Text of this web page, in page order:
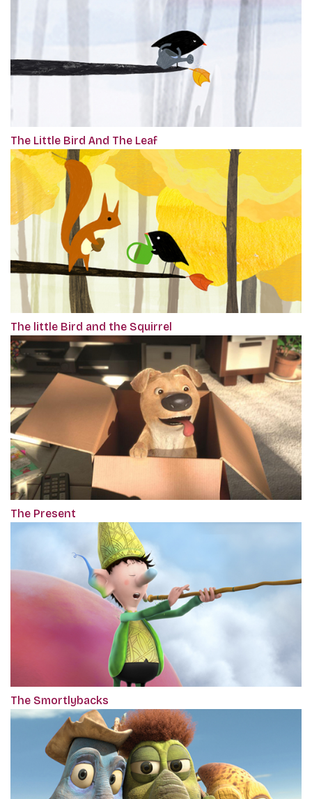
The Little Bird And The Leaf
The little Bird and the Squirrel
The Present
The Smortlybacks